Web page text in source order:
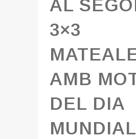
AL
3×3
AMB
DEL DIA